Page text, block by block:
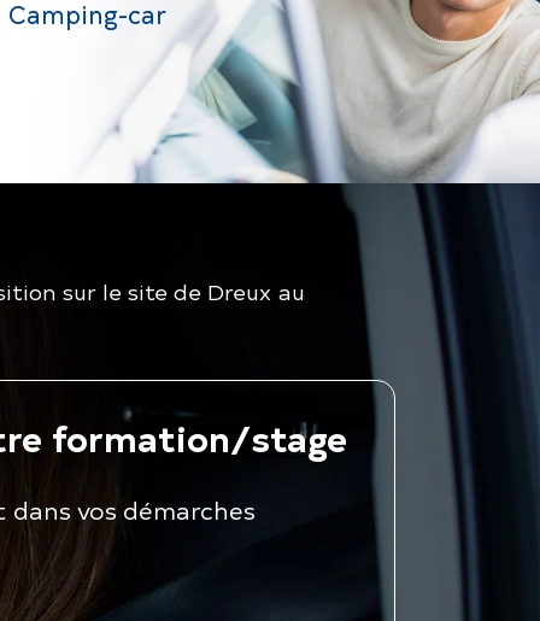
Camping-car
sur le site de Dreux au
formation/stage
vos démarches